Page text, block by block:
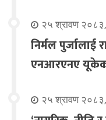
२५ श्रावण २०८३,
निर्मल पुर्जालाई
एनआरएनए
२५ श्रावण २०८३,